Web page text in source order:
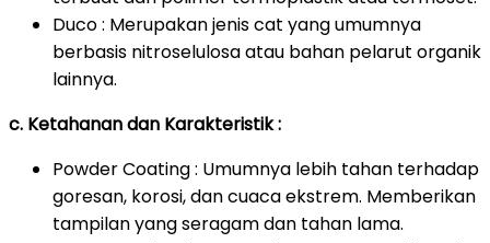
Duco : Merupakan jenis cat yang umumnya
berbasis nitroselulosa atau bahan pelarut organik
lainnya.
c. Ketahanan dan Karakteristik :
Powder Coating : Umumnya lebih tahan terhadap
goresan, korosi, dan cuaca ekstrem. Memberikan
tampilan yang seragam dan tahan lama.